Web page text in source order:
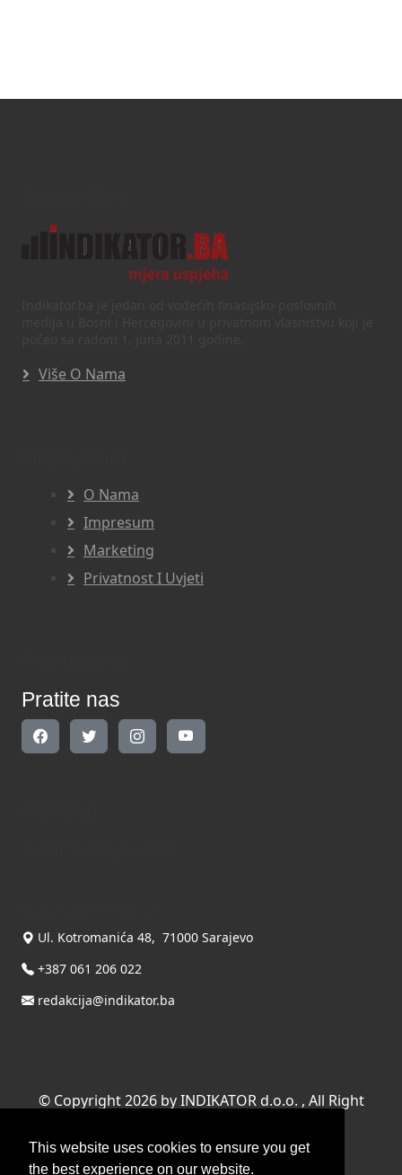
This website uses cookies to ensure you get
the best experience on our website.
Više O Nama
O Nama
Impresum
Marketing
Privatnost I Uvjeti
Pratite nas
Ul. Kotromanića 48, 71000 Sarajevo
+387 061 206 022
redakcija@indikator.ba
© Copyright 2026 by INDIKATOR d.o.o. , All Right
Terms Of Use|Privacy Statement